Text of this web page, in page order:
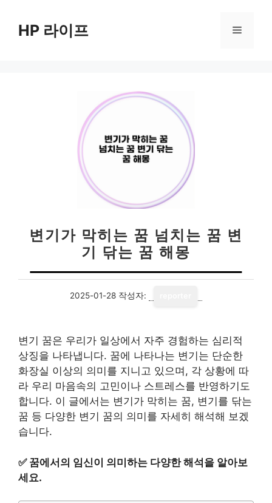
HP 라이프 메
변기가 막히는 꿈 넘치는 꿈 변
기 닦는 꿈 해몽
2025-01-28 작성자:
변기 꿈은 우리가 일상에서 자주 경험하는 심리적
상징을 나타냅니다. 꿈에 나타나는 변기는 단순한
화장실 이상의 의미를 지니고 있으며, 각 상황에 따
라 우리 마음속의 고민이나 스트레스를 반영하기도
합니다. 이 글에서는 변기가 막히는 꿈, 변기를 닦는
꿈 등 다양한 변기 꿈의 의미를 자세히 해석해 보겠
습니다.
✅ 꿈에서의 임신이 의미하는 다양한 해석을 알아보
세요.